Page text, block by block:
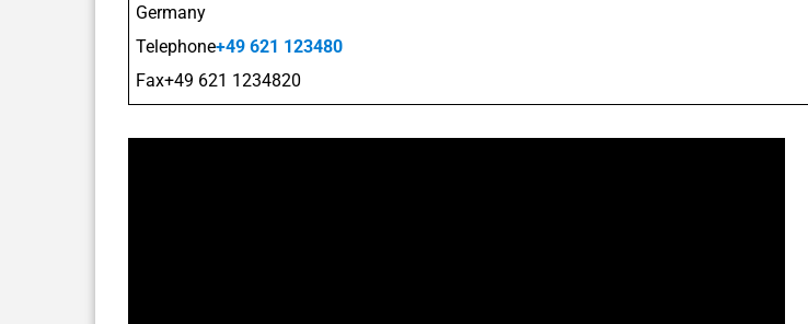
Germany
Telephone+49 621 123480
Fax+49 621 1234820